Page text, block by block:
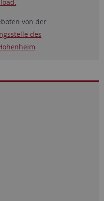
von der
des